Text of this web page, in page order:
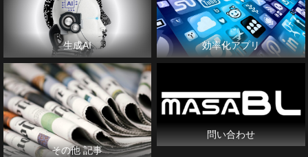
生成AI 効率化アプリ
その他 記事
問い合わせ